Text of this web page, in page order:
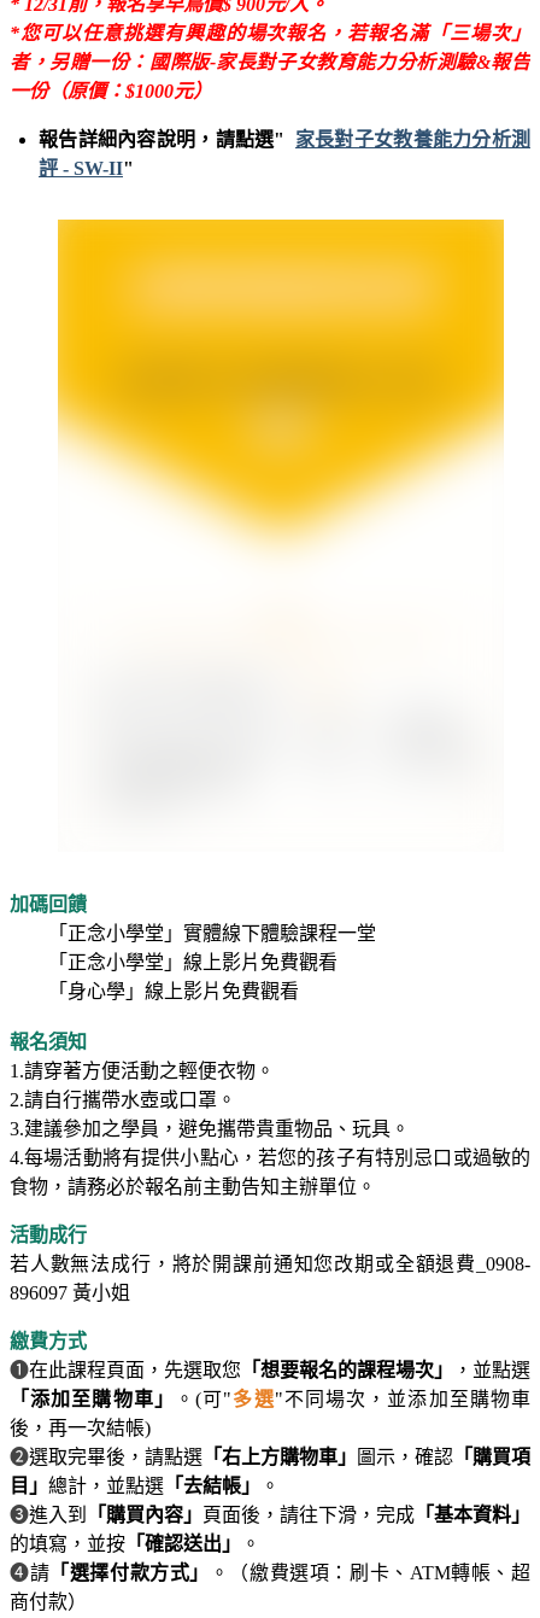
* 12/31前，報名享早鳥價$ 900元/人。
*您可以任意挑選有興趣的場次報名，若報名滿「三場次」
者，另贈一份：國際版-家長對子女教育能力分析測驗&報告
一份（原價：$1000元）
報告詳細內容說明，請點選" 家長對子女教養能力分析測
評 - SW-II"
加碼回饋
「正念小學堂」實體線下體驗課程一堂
「正念小學堂」線上影片免費觀看
「身心學」線上影片免費觀看
報名須知
1.請穿著方便活動之輕便衣物。
2.請自行攜帶水壺或口罩。
3.建議參加之學員，避免攜帶貴重物品、玩具。
4.每場活動將有提供小點心，若您的孩子有特別忌口或過敏的
食物，請務必於報名前主動告知主辦單位。
活動成行
若人數無法成行，將於開課前通知您改期或全額退費_0908-
896097 黃小姐
繳費方式
❶在此課程頁面，先選取您 「想要報名的課程場次」
，並點選
「添加至購物車」
。(可"多選"不同場次，並添加至購物車
後，再一次結帳)
❷選取完畢後，請點選 「右上方購物車」 圖示，確認 「購買項
目」 總計，並點選 「去結帳」
。
❸進入到 「購買內容」 頁面後，請往下滑，完成 「基本資料」
的填寫，並按 「確認送出」
。
❹請 「選擇付款方式」
。（繳費選項：刷卡、ATM轉帳、超
商付款）